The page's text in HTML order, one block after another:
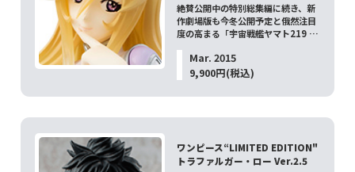
絶賛公開中の特別総集編に続き、新
作劇場版も今冬公開予定と俄然注目
度の高まる「宇宙戦艦ヤマト219 …
Mar. 2015
9,900円(税込)
ワンピース“LIMITED EDITION"
トラファルガー・ロー Ver.2.5